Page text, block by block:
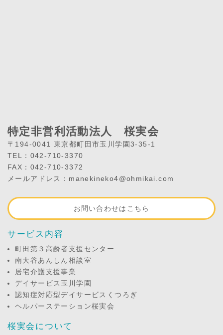
特定非営利活動法人 桜実会
〒194-0041 東京都町田市玉川学園3-35-1
TEL：042-710-3370
FAX：042-710-3372
メールアドレス：manekineko4@ohmikai.com
お問い合わせはこちら
サービス内容
町田第３高齢者支援センター
南大谷あんしん相談室
居宅介護支援事業
デイサービス玉川学園
認知症対応型デイサービスくつろぎ
ヘルパーステーション桜実会
桜実会について